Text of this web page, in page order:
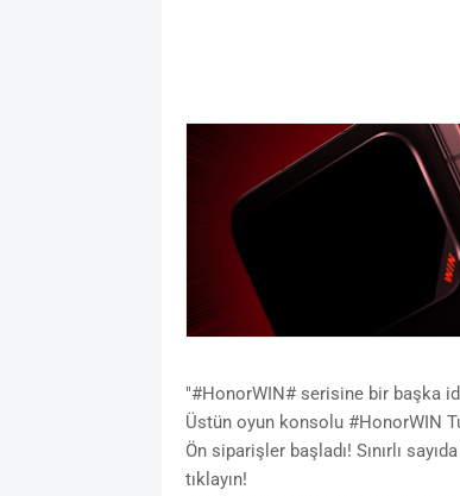
"#HonorWIN# serisine bir başka
Üstün oyun konsolu #HonorWIN
Ön siparişler başladı! Sınırlı
tıklayın!